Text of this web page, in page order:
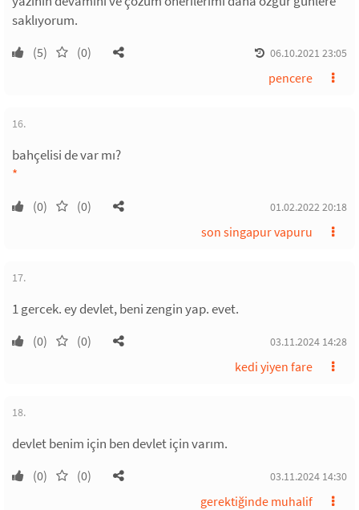
saklıyorum.
(5) (0) 06.10.2021 23:05
pencere
16.
bahçelisi de var mı?
*
(0) (0) 01.02.2022 20:18
son singapur vapuru
17.
1 gercek. ey devlet, beni zengin yap. evet.
(0) (0) 03.11.2024 14:28
kedi yiyen fare
18.
devlet benim için ben devlet için varım.
(0) (0) 03.11.2024 14:30
gerektiğinde muhalif